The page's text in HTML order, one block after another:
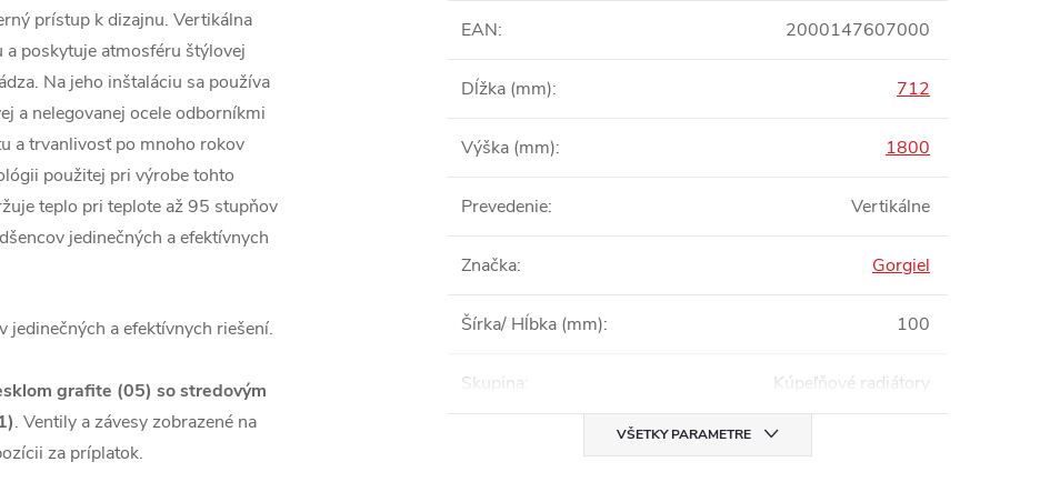
prístup k dizajnu. Vertikálna
poskytuje atmosféru štýlovej
Na jeho inštaláciu sa používa
a nelegovanej ocele odborníkmi
a trvanlivosť po mnoho rokov
použitej pri výrobe tohto
teplo pri teplote až 95 stupňov
jedinečných a efektívnych
jedinečných a efektívnych riešení.
grafite (05) so stredovým
. Ventily a závesy zobrazené na
za príplatok.
EAN: 2000147607000
Dĺžka (mm): 712
Výška (mm): 1800
Prevedenie: Vertikálne
Značka: Gorgiel
Šírka/ Hĺbka (mm): 100
Skupina: Kúpeľňové radiátory
VŠETKY PARAMETRE